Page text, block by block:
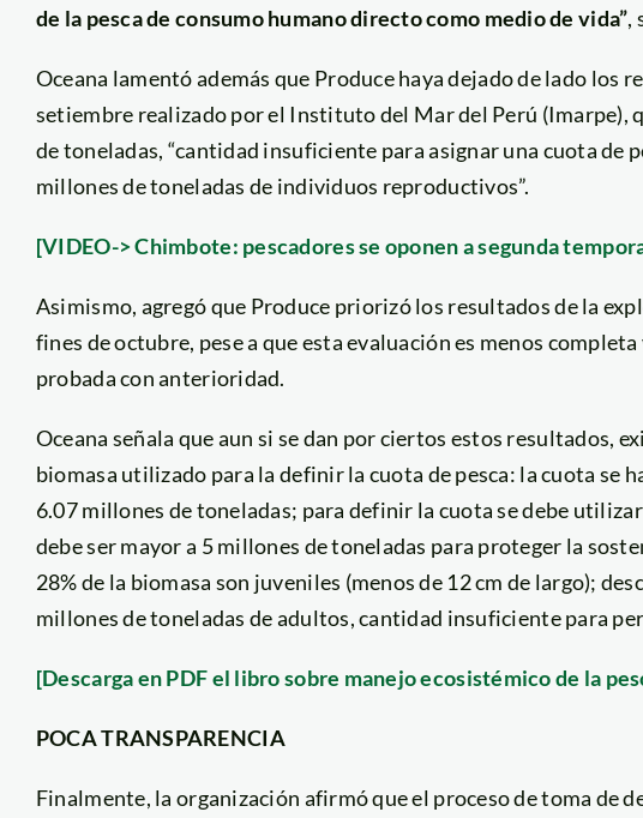
de la pesca de consumo humano directo como medio de vida”,
Oceana lamentó además que Produce haya dejado de lado los
setiembre realizado por el Instituto del Mar del Perú (Imarpe),
de toneladas, “cantidad insuficiente para asignar una cuota de
millones de toneladas de individuos reproductivos”.
[VIDEO-> Chimbote: pescadores se oponen a segunda
Asimismo, agregó que Produce priorizó los resultados de la
fines de octubre, pese a que esta evaluación es menos
probada con anterioridad.
Oceana señala que aun si se dan por ciertos estos resultados,
biomasa utilizado para la definir la cuota de pesca: la cuota se
6.07 millones de toneladas; para definir la cuota se debe
debe ser mayor a 5 millones de toneladas para proteger la
28% de la biomasa son juveniles (menos de 12 cm de largo);
millones de toneladas de adultos, cantidad insuficiente para
[Descarga en PDF el libro sobre manejo ecosistémico de la
POCA TRANSPARENCIA
Finalmente, la organización afirmó que el proceso de toma de